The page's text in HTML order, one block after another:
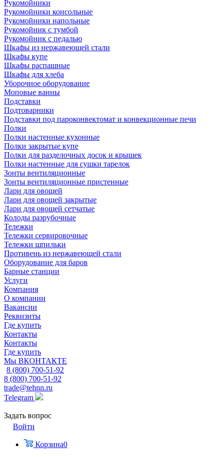
Рукомойники
Рукомойники консольные
Рукомойники напольные
Рукомойник с тумбой
Рукомойник с педалью
Шкафы из нержавеющей стали
Шкафы купе
Шкафы распашные
Шкафы для хлеба
Уборочное оборудование
Моповые ванны
Подставки
Подтоварники
Подставки под пароконвектомат и конвекционные печи
Полки
Полки настенные кухонные
Полки закрытые купе
Полки для разделочных досок и крышек
Полки настенные для сушки тарелок
Зонты вентиляционные
Зонты вентиляционные пристенные
Лари для овощей
Лари для овощей закрытые
Лари для овощей сетчатые
Колоды разрубочные
Тележки
Тележки сервировочные
Тележки шпильки
Противень из нержавеющей стали
Оборудование для баров
Барные станции
Услуги
Компания
О компании
Вакансии
Реквизиты
Где купить
Контакты
Контакты
Где купить
Мы ВКОНТАКТЕ
8 (800) 700-51-92
8 (800) 700-51-92
trade@tehnn.ru
Telegram
Задать вопрос
Войти
Корзина0